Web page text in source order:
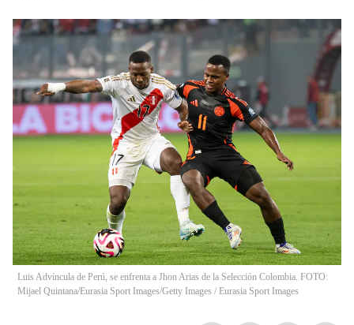
Luis Advíncula de Perú, se enfrenta a Jhon Arias de la Selección Colombia. FOTO:
Mijael Quintana/Eurasia Sport Images/Getty Images / Eurasia Sport Images